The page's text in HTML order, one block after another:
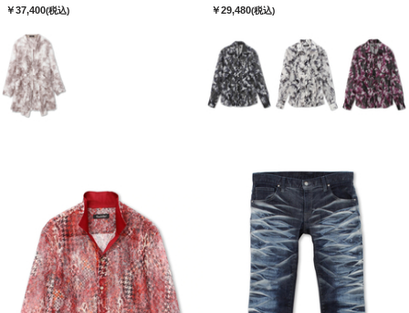
￥37,400(税込) ￥29,480(税込)